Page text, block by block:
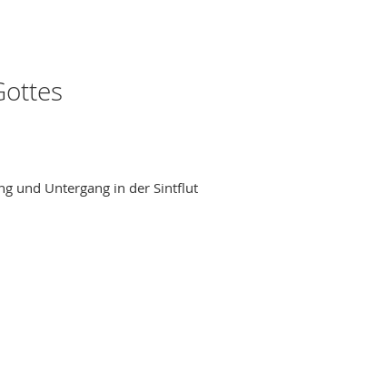
und Untergang in der Sintflut